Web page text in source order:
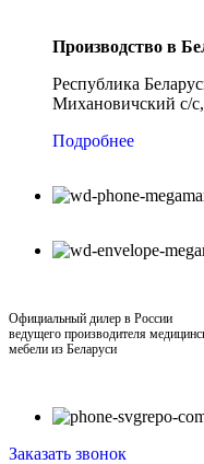
Производство в
Республика
Михановичский с/
Подробнее
Официальный дилер в России
ведущего производителя
мебели из Беларуси
Заказать звонок